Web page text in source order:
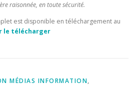
raisonnée, en toute sécurité.
est disponible en téléchargement au
le télécharger
MÉDIAS INFORMATION,